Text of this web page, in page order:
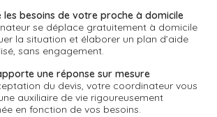
les besoins de votre proche à domicile
se déplace gratuitement à domicile
la situation et élaborer un plan d’aide
sans engagement.
une réponse sur mesure
du devis, votre coordinateur vous
auxiliaire de vie rigoureusement
en fonction de vos besoins.